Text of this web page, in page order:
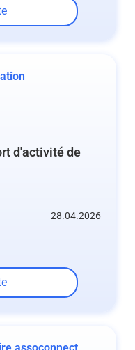
d'activité de
28.04.2026